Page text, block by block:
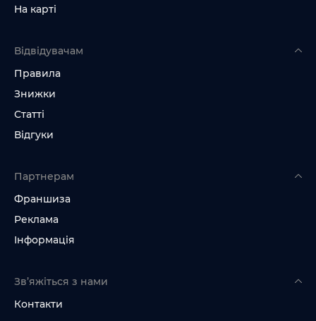
На карті
Відвідувачам
Правила
Знижки
Статті
Відгуки
Партнерам
Франшиза
Реклама
Інформація
Зв’яжіться з нами
Контакти